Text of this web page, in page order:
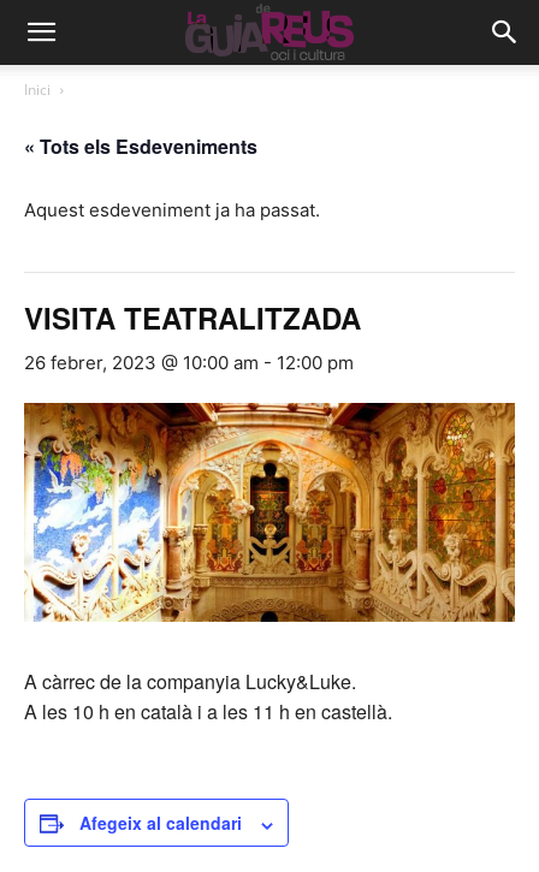
Inici
« Tots els Esdeveniments
Aquest esdeveniment ja ha passat.
VISITA TEATRALITZADA
26 febrer, 2023 @ 10:00 am - 12:00 pm
A càrrec de la companyia Lucky&Luke.
A les 10 h en català i a les 11 h en castellà.
Afegeix al calendari